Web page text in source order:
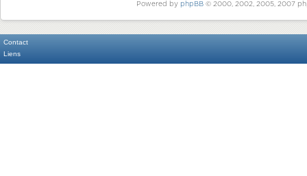
Powered by phpBB© 2000, 2002, 2005, 2007
Contact
Liens